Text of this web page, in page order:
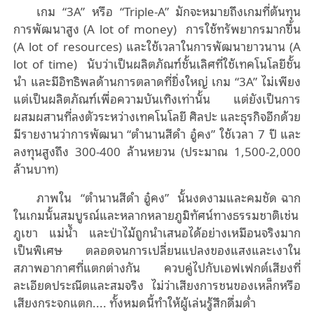
เกม“3A” หรือ “Triple-A” มักจะหมายถึงเกมที่ต้นทุน
การพัฒนาสูง (A lot of money) การใช้ทรัพยากรมากขึ้น
(A lot of resources) และใช้เวลาในการพัฒนายาวนาน (A
lot of time)นับว่าเป็นผลิตภัณฑ์ชั้นเลิศที่ใช้เทคโนโลยีชั้น
นํา และมีอิทธิพลด้านการตลาดที่ยิ่งใหญ่ เกม“3A”ไม่เพียง
แต่เป็นผลิตภัณฑ์เพื่อความบันเทิงเท่านั้น แต่ยังเป็นการ
ผสมผสานที่ลงตัวระหว่างเทคโนโลยี ศิลปะ และธุรกิจอีกด้วย
มีรายงานว่าการพัฒนา“ตํานานสีดํา อู๋คง” ใช้เวลา 7 ปี และ
ลงทุนสูงถึง 300-400 ล้านหยวน (ประมาณ 1,500-2,000
ล้านบาท)
ภาพใน “ตํานานสีดํา อู๋คง”นั้นงดงามและคมชัด ฉาก
ในเกมนั้นสมบูรณ์และหลากหลายภูมิทัศน์ทางธรรมชาติเช่น
ภูเขา
แม่น้ำ
และป่าไม้ถูกนําเสนอได้อย่างเหมือนจริงมาก
เป็นพิเศษ
ตลอดจนการเปลี่ยนแปลงของแสงและเงาใน
สภาพอากาศที่แตกต่างกัน
ควบคู่ไปกับเอฟเฟกต์เสียงที่
ละเอียดประณีตและสมจริง ไม่ว่าเสียงการชนของเหล็กหรือ
เสียงกระจกแตก.... ทั้งหมดนี้ทําให้ผู้เล่นรู้สึกดื่มด่ำ